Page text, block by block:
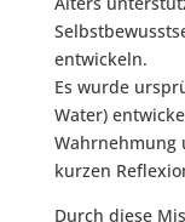
entwickeln.
Es wurde
Water)
Wahrnehmung
kurzen
Durch diese